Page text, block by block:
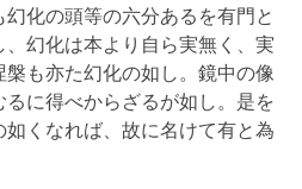
化の頭等の六分あるを有門と
幻化は本より自ら実無く、実
も亦た幻化の如し。鏡中の像
に得べからざるが如し。是を
くなれば、故に名けて有と為